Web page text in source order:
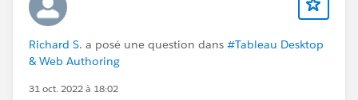
Richard S. a posé une question dans #Tableau Desktop
& Web Authoring
31 oct. 2022 à 18:02